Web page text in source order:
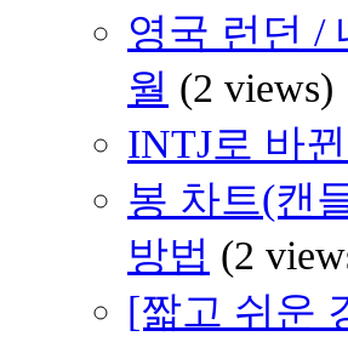
영국 런던 /
월 (2 views)
INTJ로 바
봉 차트(캔
방법 (2
[짧고 쉬운